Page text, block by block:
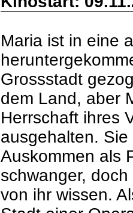
Maria ist in eine
Grossstadt
dem Land, aber
Herrschaft ihres
ausgehalten.
Auskommen als
schwanger,
von ihr wissen.